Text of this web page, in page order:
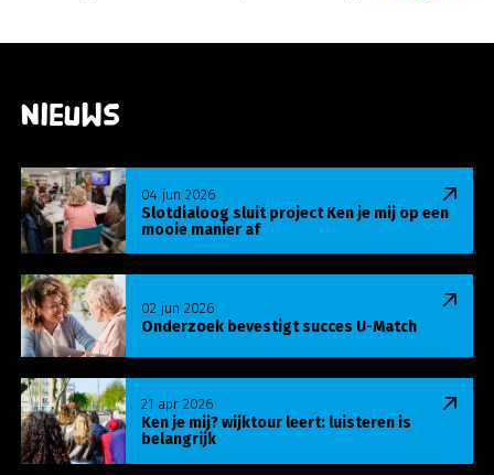
Nieuws
Slotdialoog sluit project Ken je mij op een
mooie manier af
04 jun 2026
Lees meer over Slotdialoog sluit project Ken je
Onderzoek bevestigt succes U-Match
02 jun 2026
Lees meer over Onderzoek bevestigt succes U-
Ken je mij? wijktour leert: luisteren is
belangrijk
21 apr 2026
Lees meer over Ken je mij? wijktour leert: